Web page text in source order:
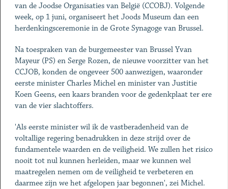
van de Joodse Organisaties van België (CCOBJ). Volgende
week, op 1 juni, organiseert het Joods Museum dan een
herdenkingsceremonie in de Grote Synagoge van Brussel.
Na toespraken van de burgemeester van Brussel Yvan
Mayeur (PS) en Serge Rozen, de nieuwe voorzitter van het
CCJOB, konden de ongeveer 500 aanwezigen, waaronder
eerste minister Charles Michel en minister van Justitie
Koen Geens, een kaars branden voor de gedenkplaat ter ere
van de vier slachtoffers.
'Als eerste minister wil ik de vastberadenheid van de
voltallige regering benadrukken in deze strijd over de
fundamentele waarden en de veiligheid. We zullen het risico
nooit tot nul kunnen herleiden, maar we kunnen wel
maatregelen nemen om de veiligheid te verbeteren en
daarmee zijn we het afgelopen jaar begonnen', zei Michel.